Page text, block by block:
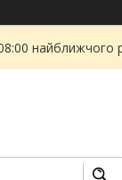
найближчого